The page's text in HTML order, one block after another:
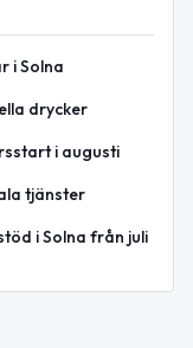
i Solna
drycker
i augusti
tjänster
i Solna från juli